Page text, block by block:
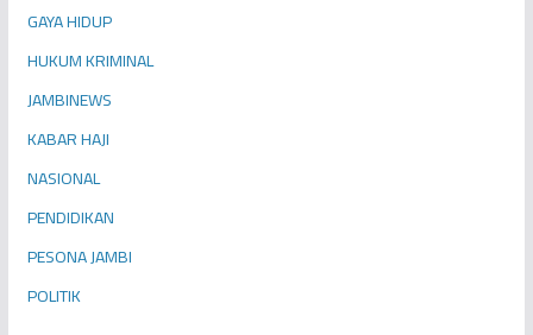
GAYA HIDUP
HUKUM KRIMINAL
JAMBINEWS
KABAR HAJI
NASIONAL
PENDIDIKAN
PESONA JAMBI
POLITIK